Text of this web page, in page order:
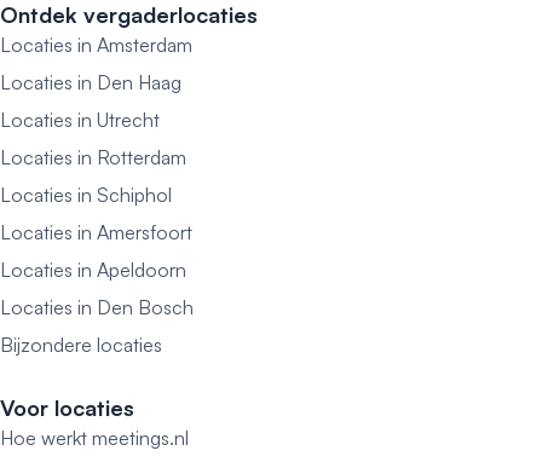
Ontdek vergaderlocaties
Locaties in Amsterdam
Locaties in Den Haag
Locaties in Utrecht
Locaties in Rotterdam
Locaties in Schiphol
Locaties in Amersfoort
Locaties in Apeldoorn
Locaties in Den Bosch
Bijzondere locaties
Voor locaties
Hoe werkt meetings.nl